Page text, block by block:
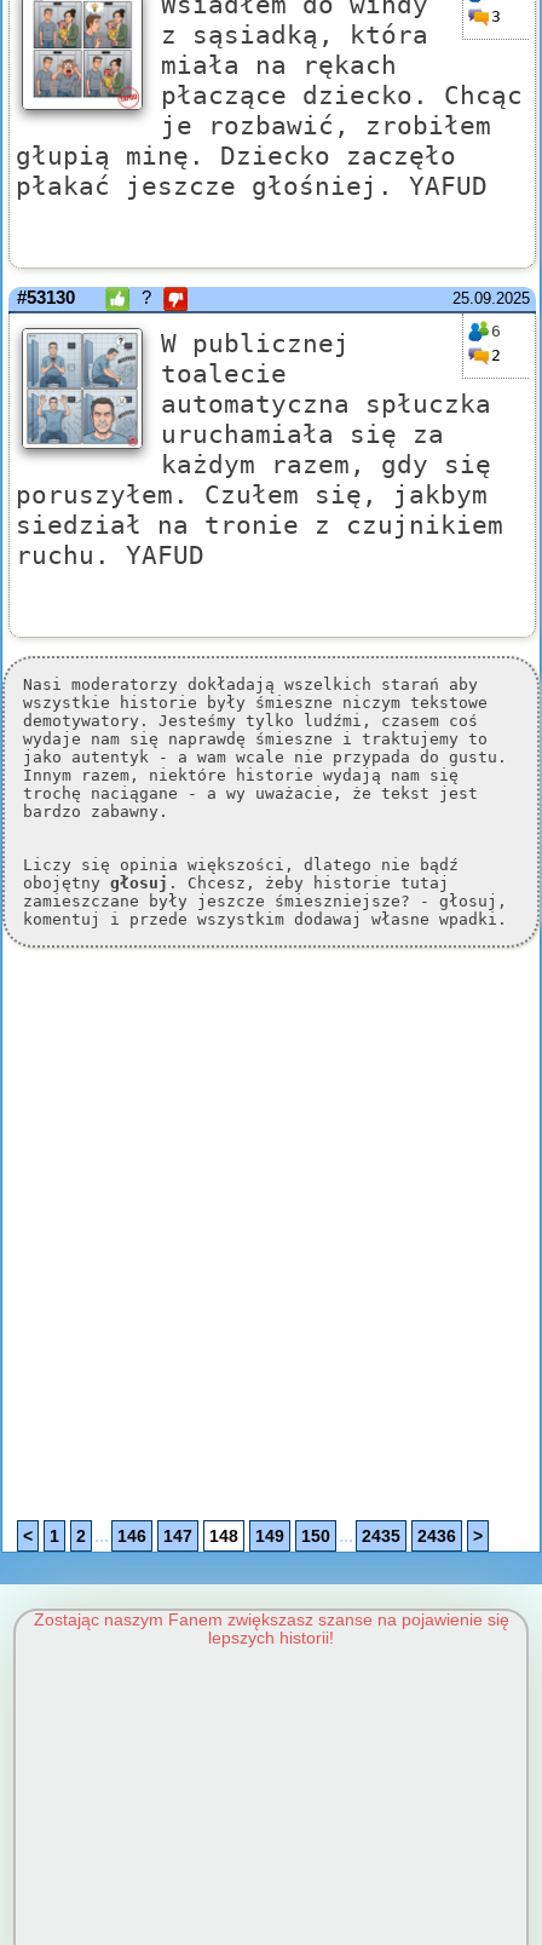
3
z sąsiadką, która
miała na rękach
płaczące dziecko. Chcąc
je rozbawić, zrobiłem
głupią minę. Dziecko zaczęło
płakać jeszcze głośniej. YAFUD
25.09.2025
#53130 ?
6
2
W publicznej
toalecie
automatyczna spłuczka
uruchamiała się za
każdym razem, gdy się
poruszyłem. Czułem się, jakbym
siedział na tronie z czujnikiem
ruchu. YAFUD
Nasi moderatorzy dokładają wszelkich starań aby
wszystkie historie były śmieszne niczym tekstowe
demotywatory. Jesteśmy tylko ludźmi, czasem coś
wydaje nam się naprawdę śmieszne i traktujemy to
jako autentyk - a wam wcale nie przypada do gustu.
Innym razem, niektóre historie wydają nam się
trochę naciągane - a wy uważacie, że tekst jest
bardzo zabawny.
Liczy się opinia większości, dlatego nie bądź
obojętny głosuj . Chcesz, żeby historie tutaj
zamieszczane były jeszcze śmieszniejsze? - głosuj,
komentuj i przede wszystkim dodawaj własne wpadki.
< 1 2 ... 146 147 148 149 150 ... 2435 2436 >
Zostając naszym Fanem zwiększasz szanse na pojawienie się
lepszych historii!